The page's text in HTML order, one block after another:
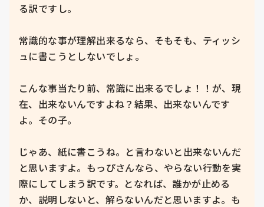
る訳ですし。
常識的な事が理解出来るなら、そもそも、ティッシ
ュに書こうとしないでしょ。
こんな事当たり前、常識に出来るでしょ！！が、現
在、出来ないんですよね？結果、出来ないんです
よ。その子。
じゃあ、紙に書こうね。と言わないと出来ないんだ
と思いますよ。もっぴさんなら、やらない行動を実
際にしてしまう訳です。となれば、誰かが止める
か、説明しないと、解らないんだと思いますよ。も